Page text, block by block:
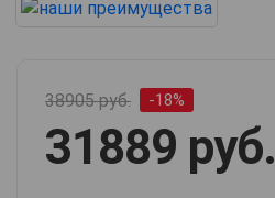
38905 руб. -18%
31889 руб.